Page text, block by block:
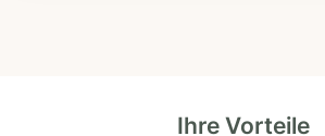
Ihre Vorteile